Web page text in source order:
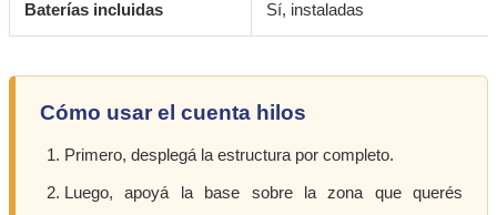
Baterías incluidas Sí, instaladas
Cómo usar el cuenta hilos
Primero, desplegá la estructura por completo.
Luego, apoyá la base sobre la zona que querés